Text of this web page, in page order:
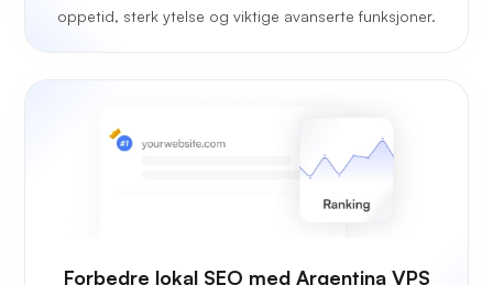
oppetid, sterk ytelse og viktige avanserte funksjoner.
Forbedre lokal SEO med Argentina VPS